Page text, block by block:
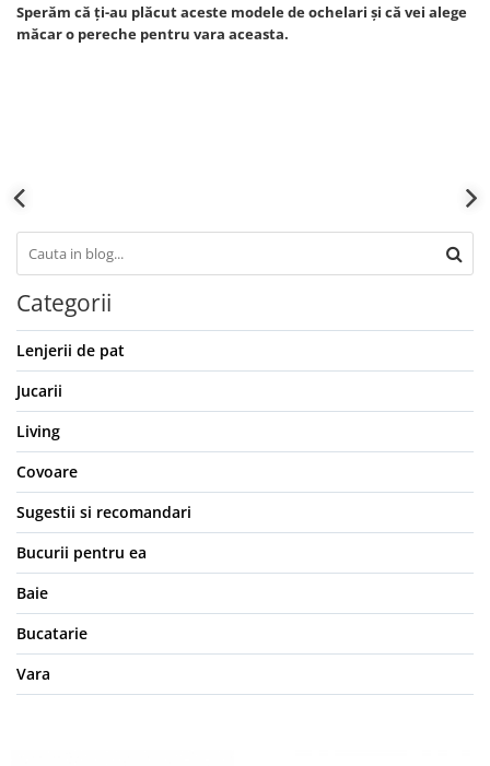
Sperăm că ți-au plăcut aceste modele de ochelari și că vei alege
măcar o pereche pentru vara aceasta.
Categorii
Lenjerii de pat
Jucarii
Living
Covoare
Sugestii si recomandari
Bucurii pentru ea
Baie
Bucatarie
Vara